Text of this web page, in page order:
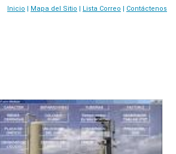
Inicio | Mapa del Sitio | Lista Correo | Contáctenos